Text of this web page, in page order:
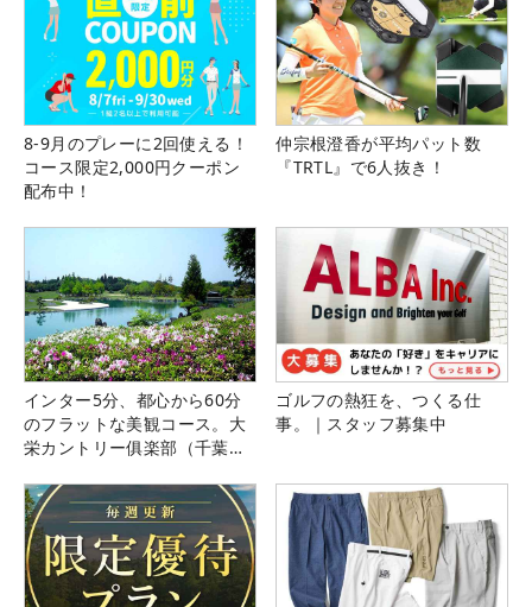
8-9月のプレーに2回使える！
コース限定2,000円クーポン
配布中！
仲宗根澄香が平均パット数
『TRTL』で6人抜き！
インター5分、都心から60分
のフラットな美観コース。大
栄カントリー俱楽部（千葉
ゴルフの熱狂を、つくる仕
事。｜スタッフ募集中